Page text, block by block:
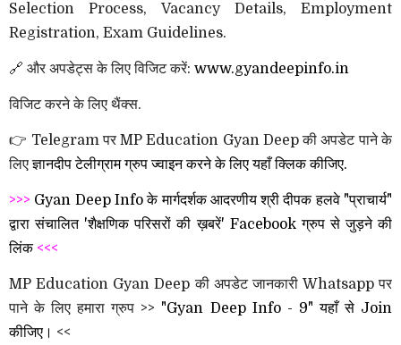
Selection Process, Vacancy Details, Employment
Registration, Exam Guidelines.
🔗 और अपडेट्स के लिए विजिट करें: www.gyandeepinfo.in
विजिट करने के लिए थैंक्स.
👉 Telegram पर MP Education Gyan Deep की अपडेट पाने के
लिएज्ञानदीपटेलीग्राम ग्रुप ज्वाइन करने के लिए यहाँ क्लिक कीजिए.
>>> Gyan Deep Info के मार्गदर्शक आदरणीय श्री दीपक हलवे "प्राचार्य"
द्वारा संचालित 'शैक्षणिक परिसरों की ख़बरें' Facebook ग्रुप से जुड़ने की
लिंक<<<
MP Education Gyan Deep की अपडेट जानकारी Whatsapp पर
पाने के लिए हमारा ग्रुप >> "Gyan Deep Info - 9" यहाँ से Join
कीजिए। <<